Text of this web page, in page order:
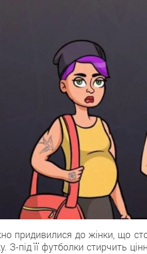
придивилися до жінки, що
З-під її футболки стирчить